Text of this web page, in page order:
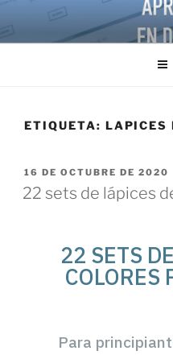
ETIQUETA: LAPICES
16 DE OCTUBRE DE 2020
22 sets de lápices
22 SETS
COLORES
Para